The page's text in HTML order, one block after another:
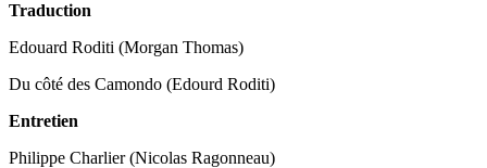
Traduction
Edouard Roditi (Morgan Thomas)
Du côté des Camondo (Edourd Roditi)
Entretien
Philippe Charlier (Nicolas Ragonneau)